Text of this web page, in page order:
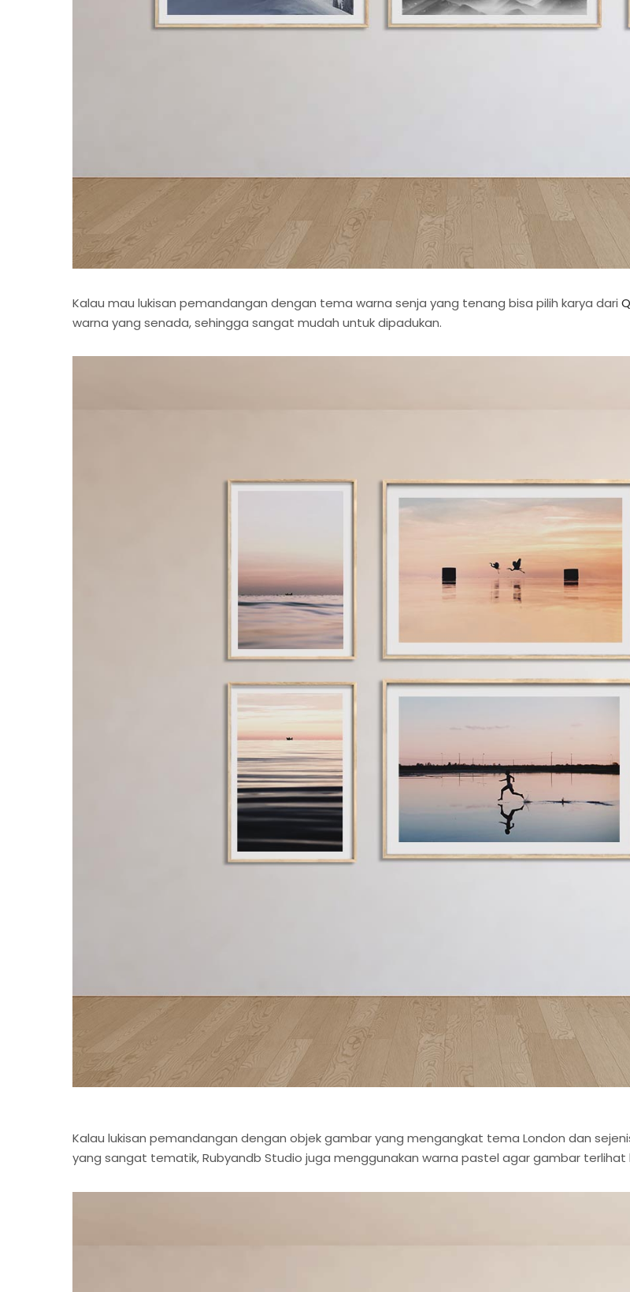
Kalau mau lukisan pemandangan dengan tema warna senja yang tenang bisa pilih karya dari
warna yang senada, sehingga sangat mudah untuk dipadukan.
Kalau lukisan pemandangan dengan objek gambar yang mengangkat tema London dan
yang sangat tematik, Rubyandb Studio juga menggunakan warna pastel agar gambar terlihat